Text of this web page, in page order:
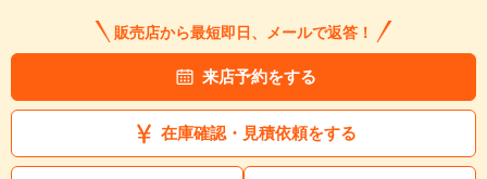
販売店から最短即日、メールで返答！
来店予約をする
在庫確認・見積依頼をする